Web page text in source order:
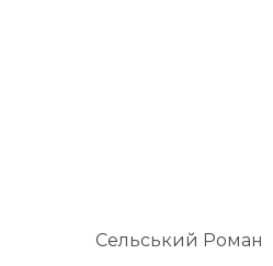
Сельський Роман